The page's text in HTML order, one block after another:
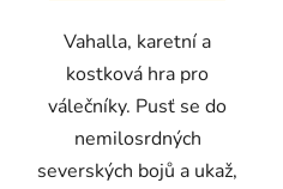
Vahalla, karetní a
kostková hra pro
válečníky. Pusť se do
nemilosrdných
severských bojů a ukaž,